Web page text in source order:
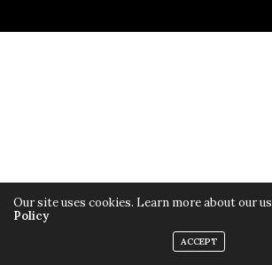
Our site uses cookies. Learn more about our
Policy
ACCEPT